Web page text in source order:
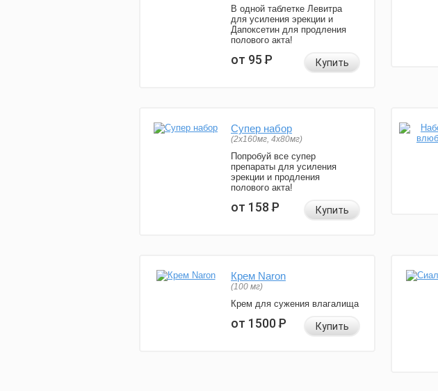
В одной таблетке Левитра
для усиления эрекции и
Дапоксетин для продления
полового акта!
от 95Р Купить
Супер набор
(2х160мг, 4х80мг)
Попробуй все супер
препараты для усиления
эрекции и продления
полового акта!
от 158Р Купить
Крем Naron
(100 мг)
Крем для сужения влагалища
от 1500Р Купить